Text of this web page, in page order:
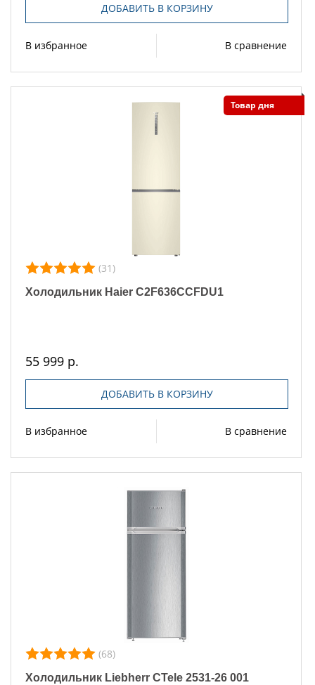
ДОБАВИТЬ В КОРЗИНУ
В избранное В сравнение
Товар дня
(31)
Холодильник Haier C2F636CCFDU1
55 999 р.
ДОБАВИТЬ В КОРЗИНУ
В избранное В сравнение
(68)
Холодильник Liebherr CTele 2531-26 001